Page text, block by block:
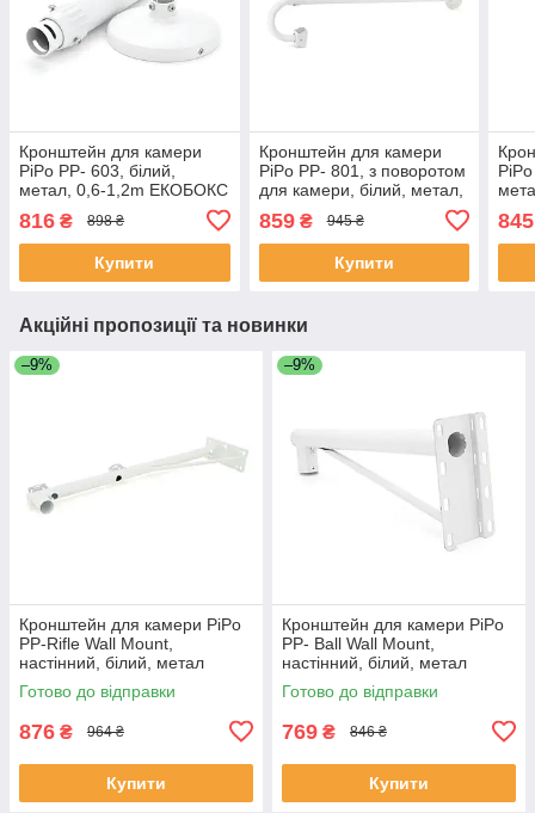
Кронштейн для камери
PiPo PP- 603, білий,
метал, 0,6-1,2m ЕКОБОКС
816 ₴ 898 ₴
Купити
Кронштейн для камери
PiPo PP- 801, з поворотом
для камери, білий, метал,
859₴ 945 ₴
Купити
845
Акційні пропозиції та новинки
–9%
Кронштейн для камери PiPo
PP-Rifle Wall Mount,
настінний, білий, метал
ЕКОБОКС
Готово до відправки
876 ₴ 964 ₴
Купити
–9%
Кронштейн для камери PiPo
PP- Ball Wall Mount,
настінний, білий, метал
(ЕКОБОКС)
Готово до відправки
769 ₴ 846 ₴
Купити